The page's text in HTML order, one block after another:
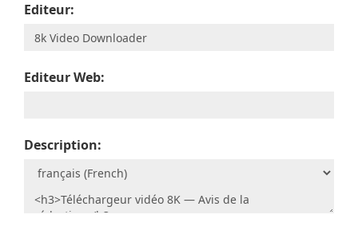
Editeur:
Editeur Web:
Description: